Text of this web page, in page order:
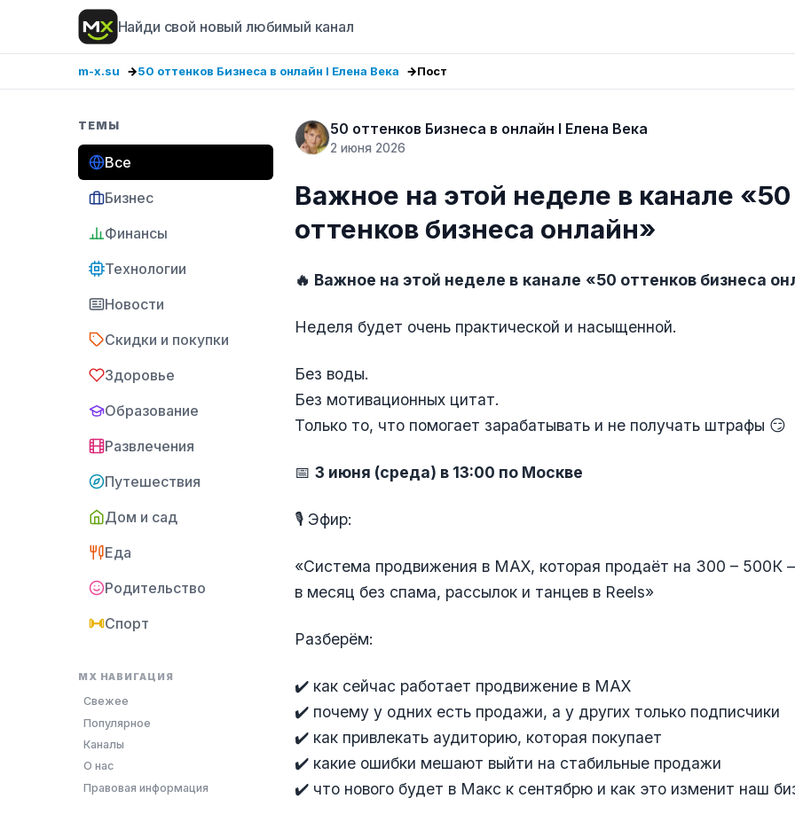
Найди свой новый любимый канал
m-x.su 50 оттенков Бизнеса в онлайн I Елена Века Пост
ТЕМЫ
Все
Бизнес
Финансы
Технологии
Новости
Скидки и покупки
Здоровье
Образование
Развлечения
Путешествия
Дом и сад
Еда
Родительство
Спорт
MX НАВИГАЦИЯ
Свежее
Популярное
Каналы
О нас
Правовая информация
50 оттенков Бизнеса в онлайн I Елена Века
2 июня 2026
Важное на этой неделе в канале «50
оттенков бизнеса онлайн»
🔥 Важное на этой неделе в канале «50 оттенков бизнеса
Неделя будет очень практической и насыщенной.
Без воды.
Без мотивационных цитат.
Только то, что помогает зарабатывать и не получать штрафы 😏
📅 3 июня (среда) в 13:00 по Москве
🎙 Эфир:
«Система продвижения в MAX, которая продаёт на 300 – 500К
в месяц без спама, рассылок и танцев в Reels»
Разберём:
✔️ как сейчас работает продвижение в MAX
✔️ почему у одних есть продажи, а у других только подписчики
✔️ как привлекать аудиторию, которая покупает
✔️ какие ошибки мешают выйти на стабильные продажи
✔️ что нового будет в Макс к сентябрю и как это изменит наш